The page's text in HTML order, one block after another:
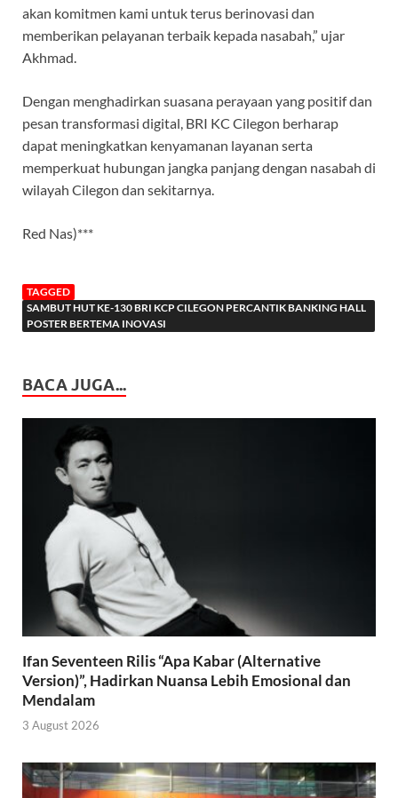
akan komitmen kami untuk terus berinovasi dan
memberikan pelayanan terbaik kepada nasabah,” ujar
Akhmad.
Dengan menghadirkan suasana perayaan yang positif dan
pesan transformasi digital, BRI KC Cilegon berharap
dapat meningkatkan kenyamanan layanan serta
memperkuat hubungan jangka panjang dengan nasabah di
wilayah Cilegon dan sekitarnya.
Red Nas)***
TAGGED
SAMBUT HUT KE-130 BRI KCP CILEGON PERCANTIK BANKING HALL
POSTER BERTEMA INOVASI
BACA JUGA...
Ifan Seventeen Rilis “Apa Kabar (Alternative
Version)”, Hadirkan Nuansa Lebih Emosional dan
Mendalam
3 August 2026